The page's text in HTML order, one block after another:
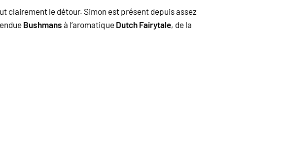
clairement le détour. Simon est présent depuis assez
Bushmans à l’aromatique Dutch Fairytale, de la